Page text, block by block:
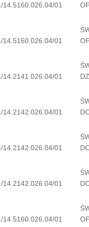
14.5160.026.04/01
14.5160.026.04/01
14.2141.026.04/01
14.2142.026.04/01
14.2142.026.04/01
14.2142.026.04/01
14.5160.026.04/01